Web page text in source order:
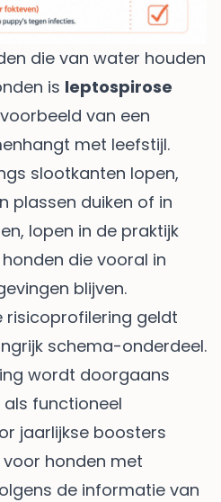
die van water houden
is leptospirose
van een
met leefstijl.
slootkanten lopen,
plassen duiken of in
lopen in de praktijk
die vooral in
blijven.
risicoprofilering geldt
schema-onderdeel.
wordt doorgaans
als functioneel
jaarlijkse boosters
honden met
de informatie van